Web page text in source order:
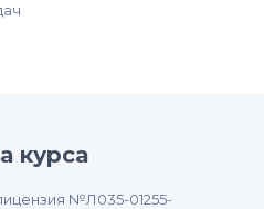
курса
№Л035-01255-